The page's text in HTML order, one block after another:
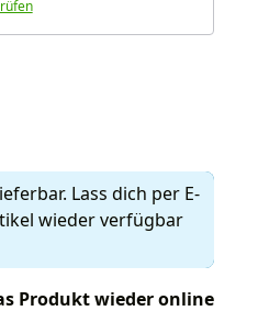
Lass dich per E-
wieder verfügbar
Produkt wieder online